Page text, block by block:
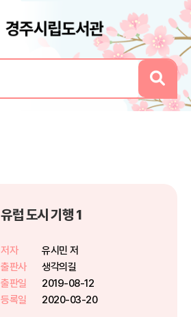
유럽 도시 기행 1
저자
유시민 저
출판사
생각의길
출판일
2019-08-12
등록일
2020-03-20